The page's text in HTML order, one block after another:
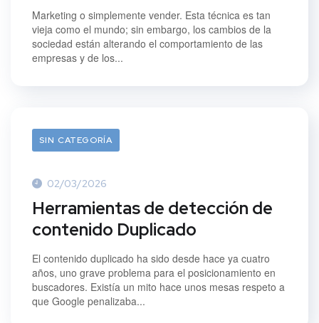
Marketing o simplemente vender. Esta técnica es tan
vieja como el mundo; sin embargo, los cambios de la
sociedad están alterando el comportamiento de las
empresas y de los...
SIN CATEGORÍA
02/03/2026
Herramientas de detección de
contenido Duplicado
El contenido duplicado ha sido desde hace ya cuatro
años, uno grave problema para el posicionamiento en
buscadores. Existía un mito hace unos mesas respeto a
que Google penalizaba...